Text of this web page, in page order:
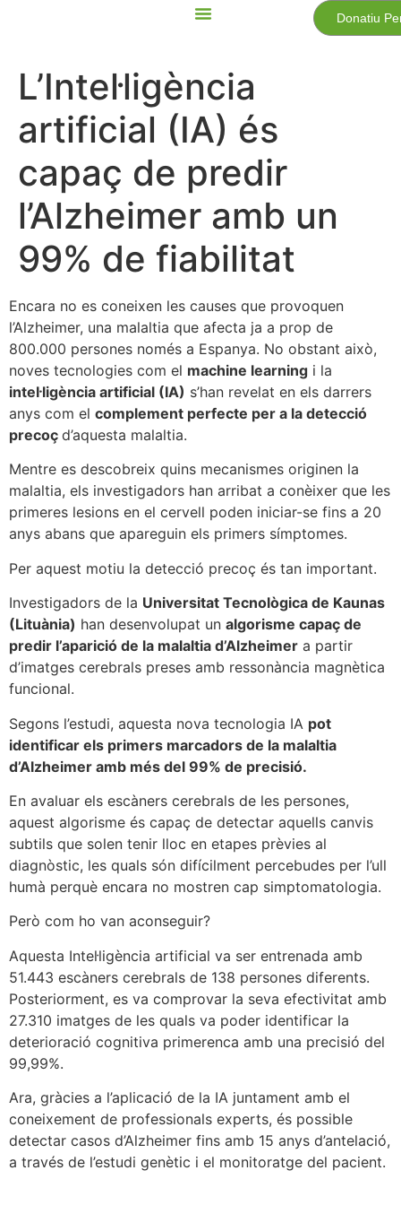
Donatiu
L’Intel·ligència
artificial (IA) és
capaç de predir
l’Alzheimer amb un
99% de fiabilitat
Encara no es coneixen les causes que provoquen
l’Alzheimer, una malaltia que afecta ja a prop de
800.000 persones només a Espanya. No obstant això,
noves tecnologies com el machine learning i la
intel·ligència artificial (IA) s’han revelat en els darrers
anys com el complement perfecte per a la detecció
precoç d’aquesta malaltia.
Mentre es descobreix quins mecanismes originen la
malaltia, els investigadors han arribat a conèixer que les
primeres lesions en el cervell poden iniciar-se fins a 20
anys abans que apareguin els primers símptomes.
Per aquest motiu la detecció precoç és tan important.
Investigadors de la Universitat Tecnològica de Kaunas
(Lituània) han desenvolupat un algorisme capaç de
predir l’aparició de la malaltia d’Alzheimer a partir
d’imatges cerebrals preses amb ressonància magnètica
funcional.
Segons l’estudi, aquesta nova tecnologia IA pot
identificar els primers marcadors de la malaltia
d’Alzheimer amb més del 99% de precisió.
En avaluar els escàners cerebrals de les persones,
aquest algorisme és capaç de detectar aquells canvis
subtils que solen tenir lloc en etapes prèvies al
diagnòstic, les quals són difícilment percebudes per l’ull
humà perquè encara no mostren cap simptomatologia.
Però com ho van aconseguir?
Aquesta Intel·ligència artificial va ser entrenada amb
51.443 escàners cerebrals de 138 persones diferents.
Posteriorment, es va comprovar la seva efectivitat amb
27.310 imatges de les quals va poder identificar la
deterioració cognitiva primerenca amb una precisió del
99,99%.
Ara, gràcies a l’aplicació de la IA juntament amb el
coneixement de professionals experts, és possible
detectar casos d’Alzheimer fins amb 15 anys d’antelació,
a través de l’estudi genètic i el monitoratge del pacient.